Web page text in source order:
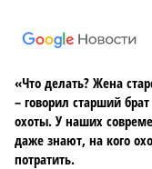
«Что делать? Жена
– говорил старший
охоты. У наших
даже знают, на кого
потратить.